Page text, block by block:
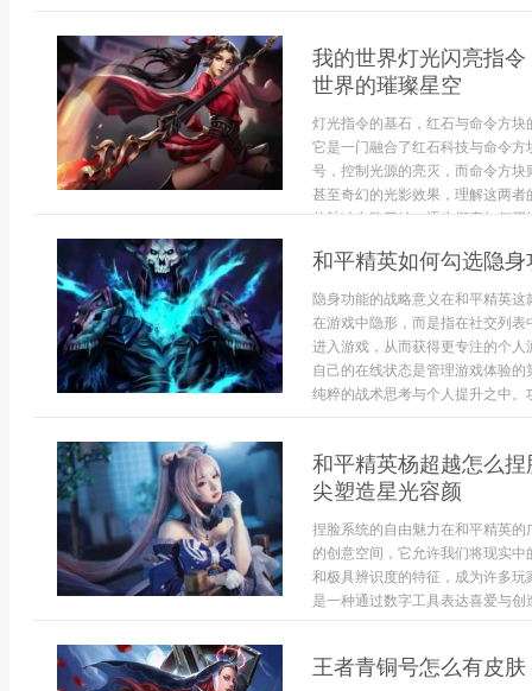
我的世界灯光闪亮指
世界的璀璨星空
灯光指令的基石，红石与命令方
它是一门融合了红石科技与命令
号，控制光源的亮灭，而命令方
甚至奇幻的光影效果，理解这两
的脉冲电路开始，逐步探索如何
和平精英如何勾选隐
隐身功能的战略意义在和平精英
在游戏中隐形，而是指在社交列
进入游戏，从而获得更专注的个
自己的在线状态是管理游戏体验
纯粹的战术思考与个人提升之中。
和平精英杨超越怎么
尖塑造星光容颜
捏脸系统的自由魅力在和平精英
的创意空间，它允许我们将现实
和极具辨识度的特征，成为许多
是一种通过数字工具表达喜爱与
王者青铜号怎么有皮